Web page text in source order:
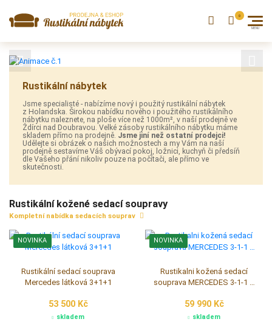
Previous
Jsme specialisté - nabízíme nový i použitý rustikální nábytek
z Holandska. Širokou nabídku nového i použitého rustikálního
nábytku naleznete, na ploše více než 1000m², v naší prodejně ve
Ždírci nad Doubravou. Velké zásoby rustikálního nábytku máme
skladem přímo na prodejně.
Jsme jiní než ostatní prodejci!
Udělejte si obrázek o našich možnostech a my Vám na naší
dle Vašeho přání nikoliv pouze na počítači, ale přímo ve
skutečnosti.
Rustikální kožené sedací soupravy